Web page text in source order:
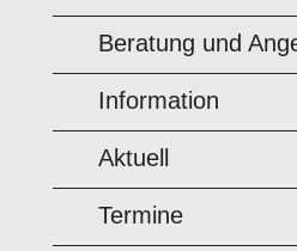
Beratung und
Information
Aktuell
Termine